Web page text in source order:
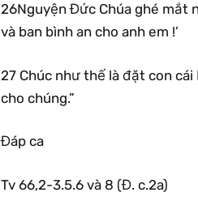
26Nguyện Đức Chúa ghé mắt
và ban bình an cho anh em !’
27 Chúc như thế là đặt con cái
cho chúng.”
Đáp ca
Tv 66,2-3.5.6 và 8 (Đ. c.2a)